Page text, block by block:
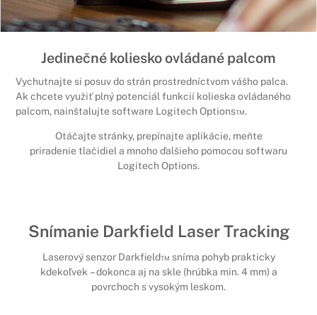
Jedinečné koliesko ovládané palcom
Vychutnajte si posuv do strán prostredníctvom vášho palca.
Ak chcete využiť plný potenciál funkcií kolieska ovládaného
palcom, nainštalujte software Logitech Options™.
Otáčajte stránky, prepínajte aplikácie, meňte
priradenie tlačidiel a mnoho ďalšieho pomocou softwaru
Logitech Options.
Snímanie Darkfield Laser Tracking
Laserový senzor Darkfield™ sníma pohyb prakticky
kdekoľvek – dokonca aj na skle (hrúbka min. 4 mm) a
povrchoch s vysokým leskom.